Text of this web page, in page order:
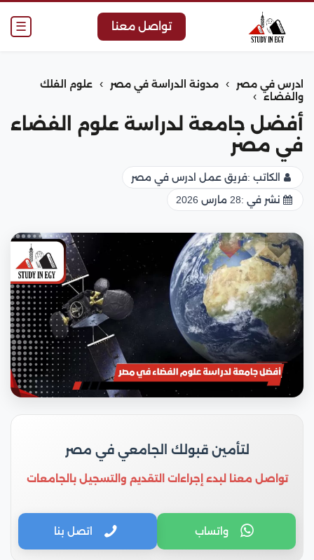
☰ تواصل معنا
ادرس في مصر › مدونة الدراسة في مصر ›
علوم الفلك
والفضاء
›
أفضل جامعة لدراسة علوم الفضاء
في مصر
الكاتب :فريق عمل ادرس في مصر
نشر في :28 مارس 2026
لتأمين قبولك الجامعي في مصر
تواصل معنا لبدء إجراءات التقديم والتسجيل بالجامعات
واتساب اتصل بنا